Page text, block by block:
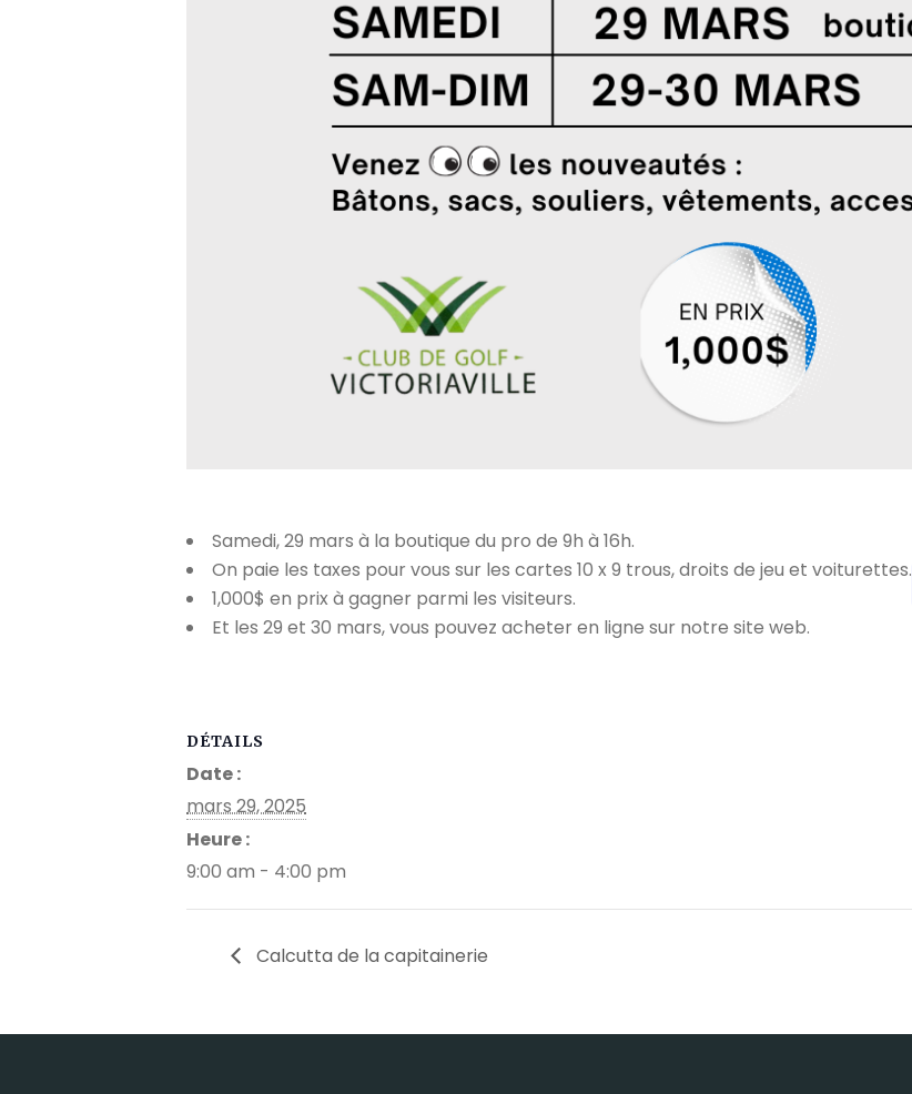
Samedi, 29 mars à la boutique du pro de 9h à 16h.
On paie les taxes pour vous sur les cartes 10 x 9 trous, droits de jeu et voiturettes.
1,000$ en prix à gagner parmi les visiteurs.
Et les 29 et 30 mars, vous pouvez acheter en ligne sur notre site web.
DÉTAILS
Date :
mars 29, 2025
Heure :
9:00 am - 4:00 pm
Calcutta de la capitainerie